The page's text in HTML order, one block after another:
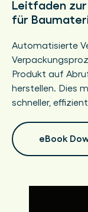
Leitfaden
für
Automatisierte
Produkt auf
herstellen. Dies
schneller,
eBook